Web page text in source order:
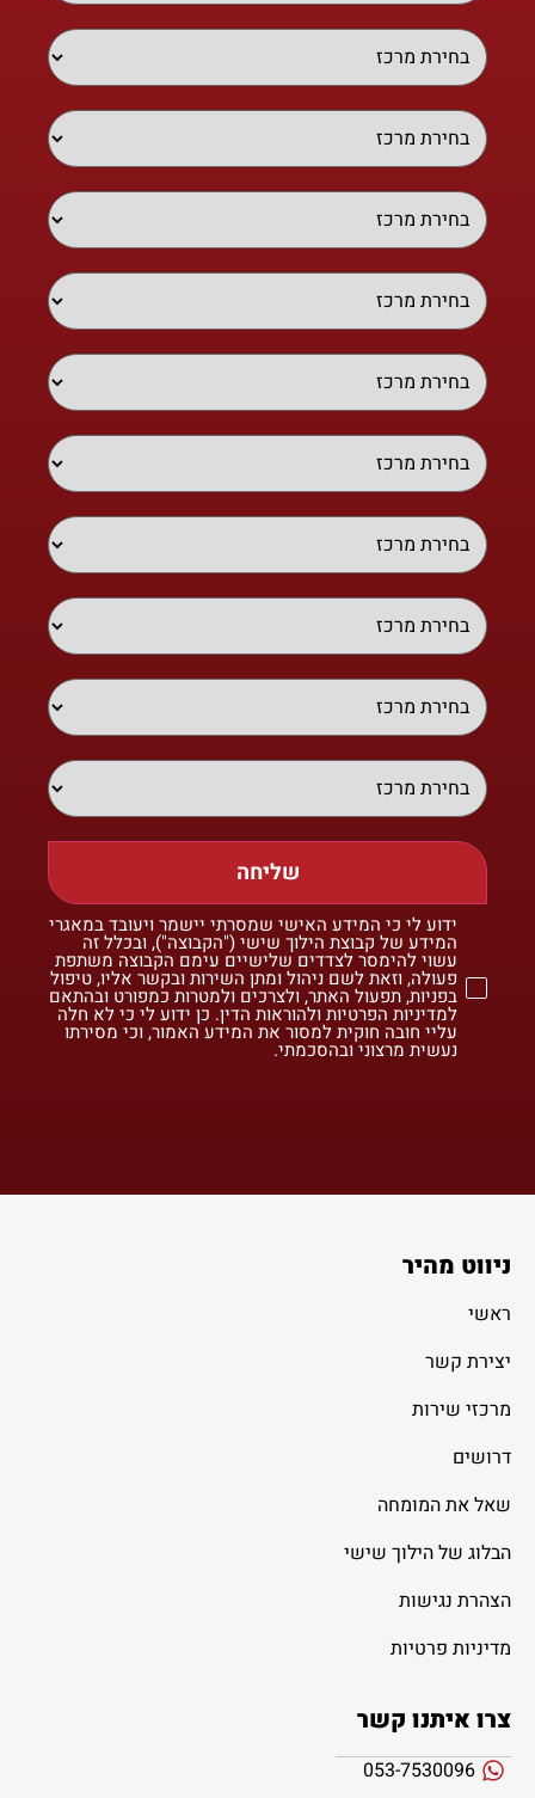
שליחה
ידוע לי כי המידע האישי שמסרתי יישמר ויעובד במאגרי
המידע של קבוצת הילוך שישי ("הקבוצה"), ובכלל זה
עשוי להימסר לצדדים שלישיים עימם הקבוצה משתפת
פעולה, וזאת לשם ניהול ומתן השירות ובקשר אליו, טיפול
בפניות, תפעול האתר, ולצרכים ולמטרות כמפורט ובהתאם
למדיניות הפרטיות ולהוראות הדין. כן ידוע לי כי לא חלה
עליי חובה חוקית למסור את המידע האמור, וכי מסירתו
נעשית מרצוני ובהסכמתי.
ניווט מהיר
ראשי
יצירת קשר
מרכזי שירות
דרושים
שאל את המומחה
הבלוג של הילוך שישי
הצהרת נגישות
מדיניות פרטיות
צרו איתנו קשר
053-7530096